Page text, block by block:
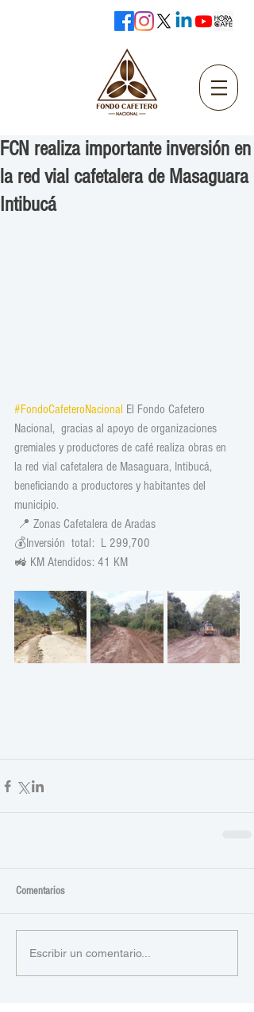
FCN realiza importante inversión en
la red vial cafetalera de Masaguara
Intibucá
#FondoCafeteroNacional El Fondo Cafetero
Nacional,  gracias al apoyo de organizaciones
gremiales y productores de café realiza obras en
la red vial cafetalera de Masaguara, Intibucá,
beneficiando a productores y habitantes del
municipio.
📍 Zonas Cafetalera de Aradas
💰Inversión  total:  L 299,700
🚜 KM Atendidos: 41 KM
Comentarios
Escribir un comentario...